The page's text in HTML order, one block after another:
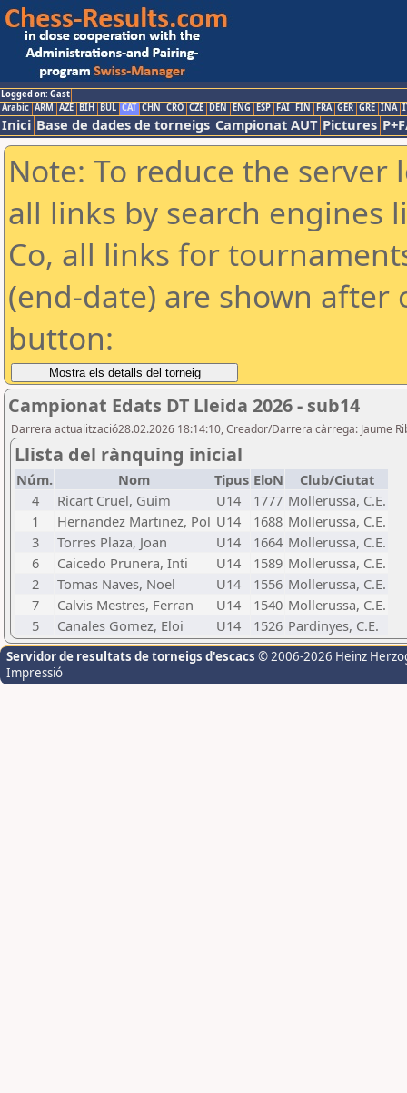
Logged on: Gast
Arabic ARM AZE BIH BUL CAT CHN CRO CZE DEN ENG ESP FAI FIN FRA GER GRE INA
Inici Base de dades de torneigs Campionat AUT Pictures
Note: To reduce the
all links by search engines
Co, all links for
(end-date) are shown
button:
Campionat Edats DT Lleida 2026 - sub14
Darrera actualització28.02.2026 18:14:10, Creador/Darrera càrrega: Jaume
Llista del rànquing inicial
Núm. Nom Tipus EloN
Club/Ciutat
4
Ricart Cruel, Guim U14 1777 Mollerussa, C.E.
1
Hernandez Martinez, Pol U14 1688 Mollerussa, C.E.
3
Torres Plaza, Joan U14 1664 Mollerussa, C.E.
6
Caicedo Prunera, Inti U14 1589 Mollerussa, C.E.
2
Tomas Naves, Noel U14 1556 Mollerussa, C.E.
7
Calvis Mestres, Ferran U14 1540 Mollerussa, C.E.
5
Canales Gomez, Eloi U14 1526 Pardinyes, C.E.
Servidor de resultats de torneigs d'escacs © 2006-2026 Heinz
Impressió